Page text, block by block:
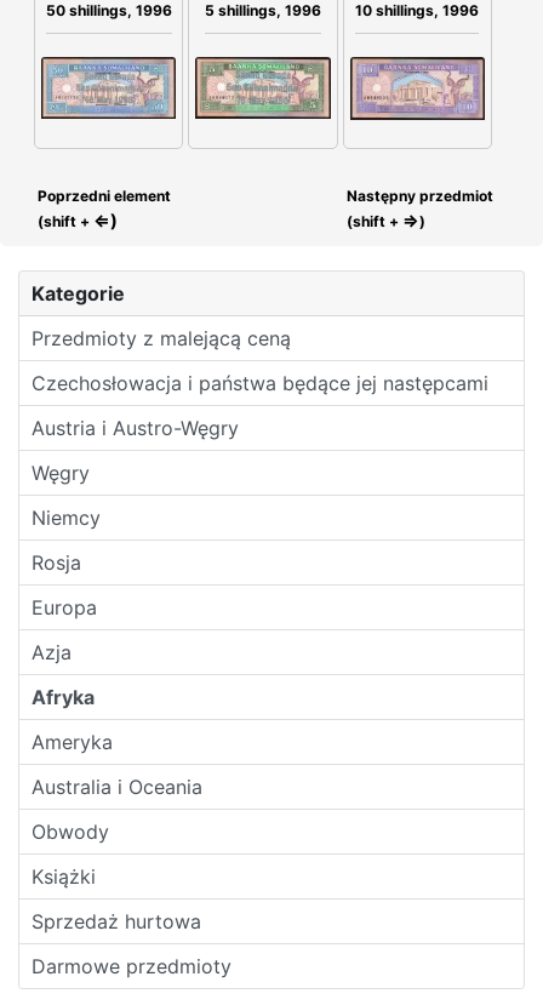
Kategorie
Przedmioty z malejącą ceną
Czechosłowacja i państwa będące jej następcami
Austria i Austro-Węgry
Węgry
Niemcy
Rosja
Europa
Azja
Afryka
Ameryka
Australia i Oceania
Obwody
Książki
Sprzedaż hurtowa
Darmowe przedmioty
50 shillings, 1996 5 shillings, 1996 10 shillings, 1996
Poprzedni element
(shift + ⇐)
Następny przedmiot
(shift + ⇒)